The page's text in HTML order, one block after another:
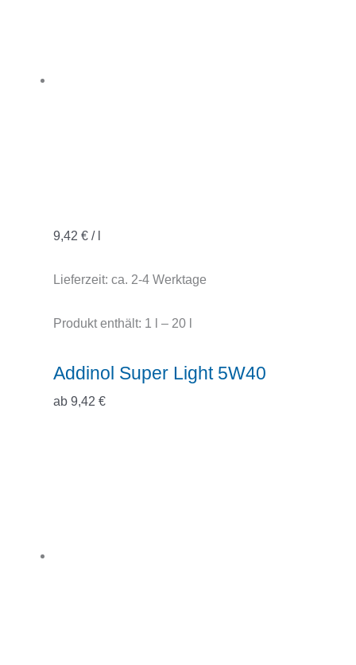
9,42 €/
Lieferzeit: ca. 2-4 Werktage
Produkt enthält: 1 – 20
Addinol Super Light 5W40
ab 9,42 €